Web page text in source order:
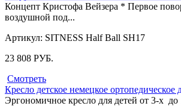
Концепт Кристофа Вейзера * Первое
воздушной под...
Артикул: SITNESS Half Ball SH17
23 808 РУБ.
Смотреть
Кресло детское немецкое ортопедическое
Эргономичное кресло для детей от 3-х до